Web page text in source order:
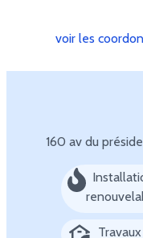
voir les
160 av du